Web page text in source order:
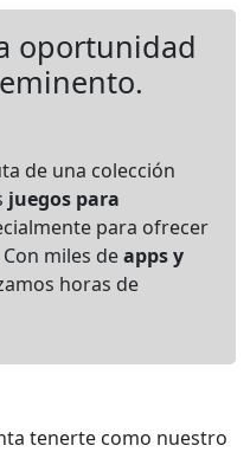
oportunidad
de una colección
juegos para
para ofrecer
miles deapps y
horas de
tenerte como nuestro